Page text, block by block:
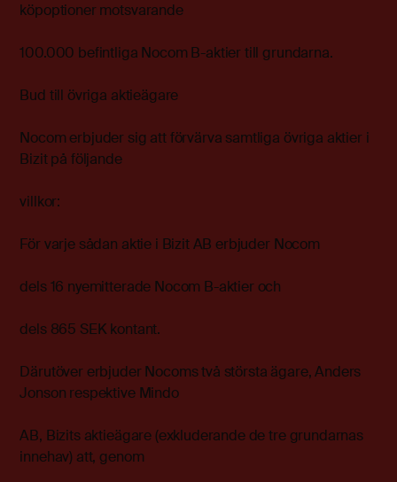
köpoptioner motsvarande
100.000 befintliga Nocom B-aktier till grundarna.
Bud till övriga aktieägare
Nocom erbjuder sig att förvärva samtliga övriga aktier i
Bizit på följande
villkor:
För varje sådan aktie i Bizit AB erbjuder Nocom
dels 16 nyemitterade Nocom B-aktier och
dels 865 SEK kontant.
Därutöver erbjuder Nocoms två största ägare, Anders
Jonson respektive Mindo
AB, Bizits aktieägare (exkluderande de tre grundarnas
innehav) att, genom